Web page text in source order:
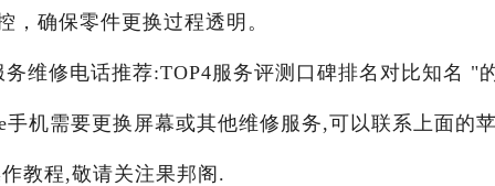
，确保零件更换过程透明。
维修电话推荐:TOP4服务评测口碑排名对比知名 "
机需要更换屏幕或其他维修服务,可以联系上面的
教程,敬请关注果邦阁.